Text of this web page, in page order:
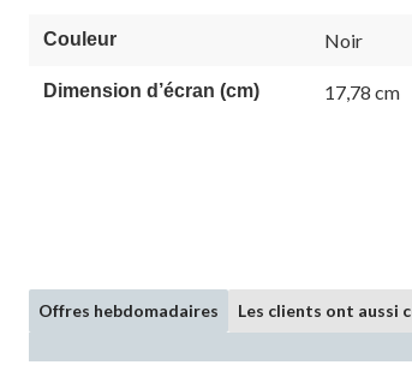
Couleur Noir
Dimension d’écran (cm) 17,78 cm
Offres hebdomadaires Les clients ont aussi